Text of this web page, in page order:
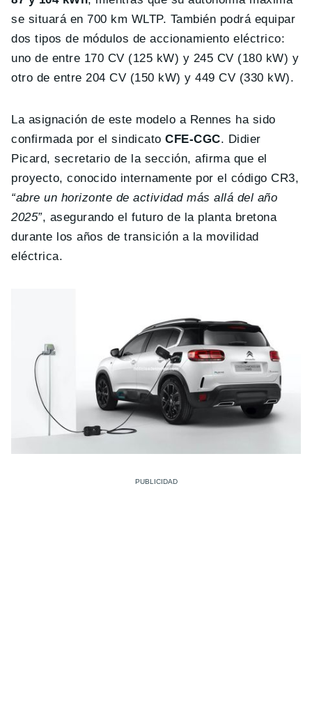
se situará en 700 km WLTP. También podrá equipar
dos tipos de módulos de accionamiento eléctrico:
uno de entre 170 CV (125 kW) y 245 CV (180 kW) y
otro de entre 204 CV (150 kW) y 449 CV (330 kW).
La asignación de este modelo a Rennes ha sido
confirmada por el sindicatoCFE-CGC. Didier
Picard, secretario de la sección, afirma que el
proyecto, conocido internamente por el código CR3,
“abre un horizonte de actividad más allá del año
2025”, asegurando el futuro de la planta bretona
durante los años de transición a la movilidad
eléctrica.